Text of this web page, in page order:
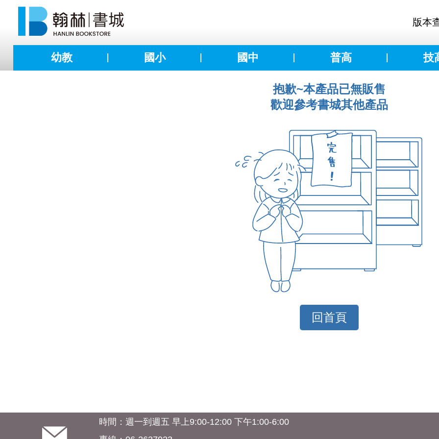
版本
幼教 國小 國中 普高 技
抱歉~本產品已無販售
歡迎參考書城其他產品
時間：週一到週五 早上9:00-12:00 下午1:00-6:00